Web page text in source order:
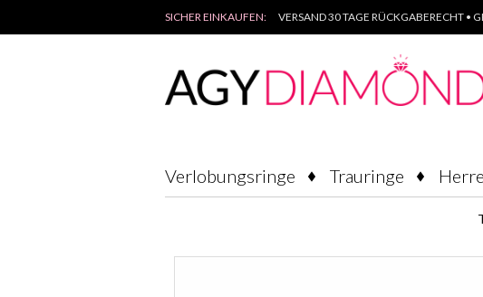
SICHER EINKAUFEN: VERSAND 30 TAGE RÜCKGABERECHT •
Verlobungsringe Trauringe